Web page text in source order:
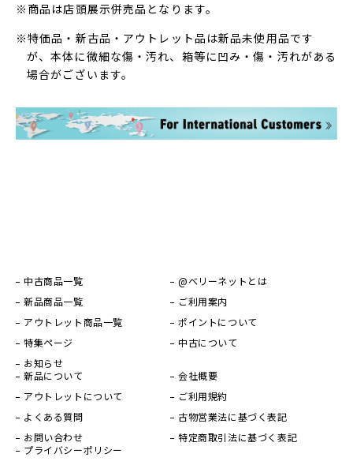
※商品は店頭展示併売品となります。
※特価品・新古品・アウトレット品は新品未使用品です
が、本体に微細な傷・汚れ、箱等に凹み・傷・汚れがある
場合がございます。
中古商品一覧
新品商品一覧
アウトレット商品一覧
特集ページ
お知らせ
@ベリーネットとは
ご利用案内
ポイントについて
中古について
新品について
アウトレットについて
よくある質問
お問い合わせ
会社概要
ご利用規約
古物営業法に基づく表記
特定商取引法に基づく表記
プライバシーポリシー